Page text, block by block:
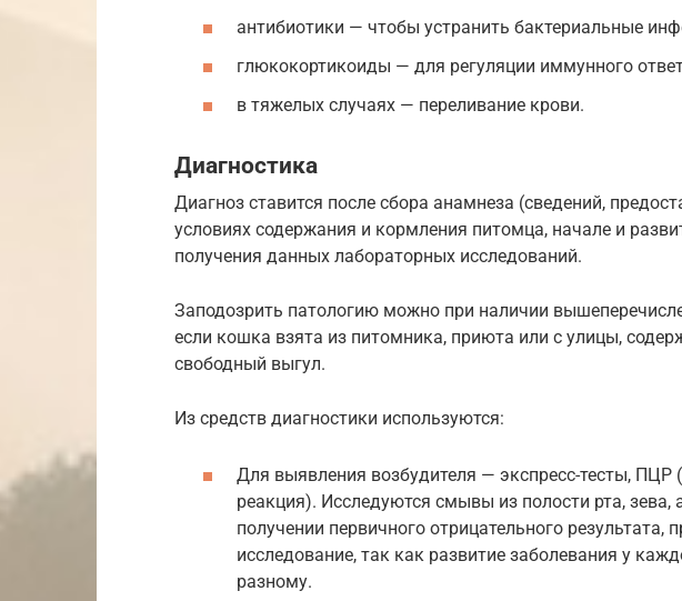
антибиотики — чтобы устранить бактериальные
глюкокортикоиды — для регуляции иммунного
в тяжелых случаях — переливание крови.
Диагностика
Диагноз ставится после сбора анамнеза (сведений,
условиях содержания и кормления питомца, начале и
получения данных лабораторных исследований.
Заподозрить патологию можно при наличии
если кошка взята из питомника, приюта или с улицы,
свободный выгул.
Из средств диагностики используются:
Для выявления возбудителя — экспресс-тесты, ПЦР
реакция). Исследуются смывы из полости рта, зева,
получении первичного отрицательного результата,
исследование, так как развитие заболевания у
разному.